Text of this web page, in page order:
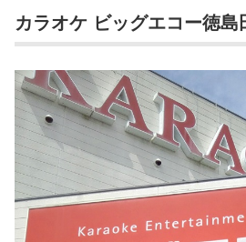
カラオケ ビッグエコー徳島